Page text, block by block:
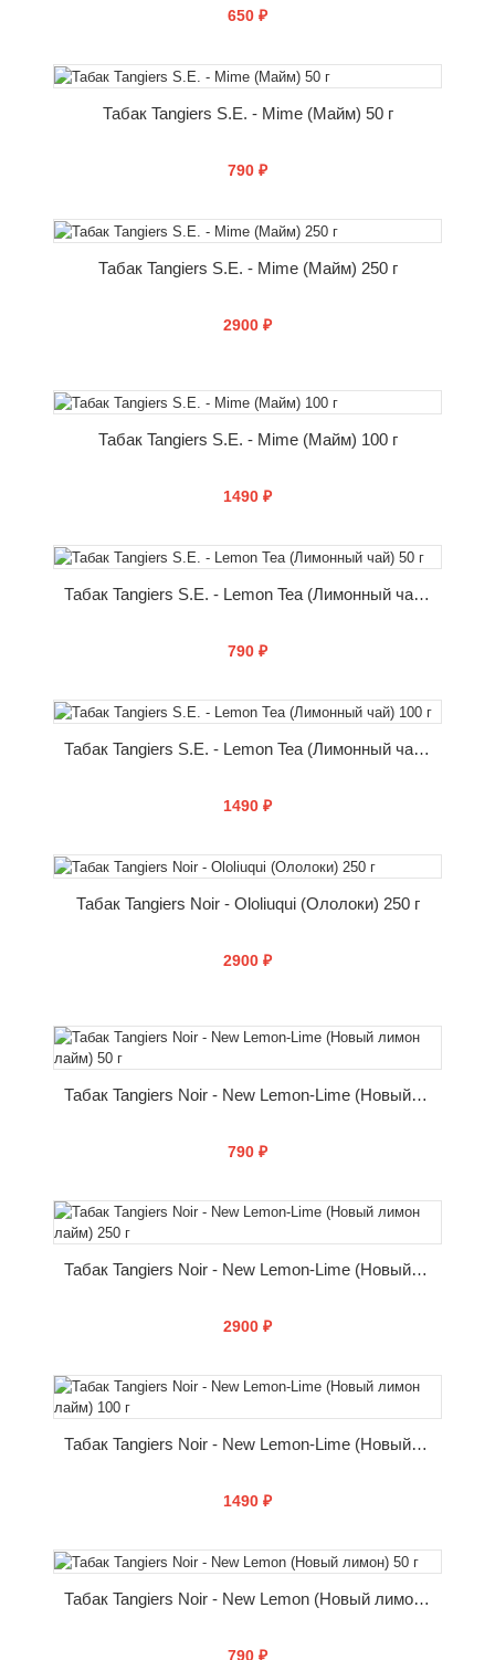
650 ₽
КУПИТЬ
Табак Tangiers S.E. - Mime (Майм) 50 г
790 ₽
КУПИТЬ
Табак Tangiers S.E. - Mime (Майм) 250 г
2900 ₽
КУПИТЬ
Табак Tangiers S.E. - Mime (Майм) 100 г
1490 ₽
КУПИТЬ
Табак Tangiers S.E. - Lemon Tea (Лимонный чай) 50 г
790 ₽
КУПИТЬ
Табак Tangiers S.E. - Lemon Tea (Лимонный чай) 100 г
1490 ₽
КУПИТЬ
Табак Tangiers Noir - Ololiuqui (Ололоки) 250 г
2900 ₽
КУПИТЬ
Табак Tangiers Noir - New Lemon-Lime (Новый лимон лайм) 50 г
790 ₽
КУПИТЬ
Табак Tangiers Noir - New Lemon-Lime (Новый лимон лайм) 250 г
2900 ₽
КУПИТЬ
Табак Tangiers Noir - New Lemon-Lime (Новый лимон лайм) 100 г
1490 ₽
КУПИТЬ
Табак Tangiers Noir - New Lemon (Новый лимон) 50 г
790 ₽